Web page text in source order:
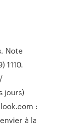
Note
1110.
jours)
:
à la